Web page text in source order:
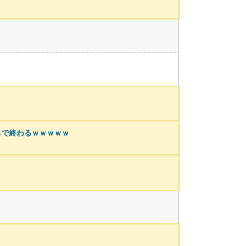
終わるｗｗｗｗｗ